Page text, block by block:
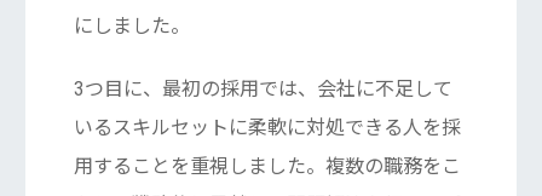
にしました。
3つ目に、最初の採用では、会社に不足して
いるスキルセットに柔軟に対処できる人を採
用することを重視しました。複数の職務をこ